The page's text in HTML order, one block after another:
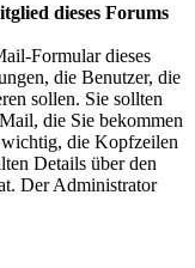
dieses Forums
Formular dieses
die Benutzer, die
sollen. Sie sollten
die Sie bekommen
die Kopfzeilen
Details über den
Der Administrator